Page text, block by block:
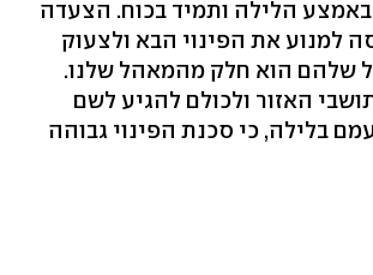
הלילה ותמיד בכוח. הצעדה
למנוע את הפינוי הבא ולצעוק
שלהם הוא חלק מהמאהל שלנו.
האזור ולכולם להגיע לשם
בלילה, כי סכנת הפינוי גבוהה